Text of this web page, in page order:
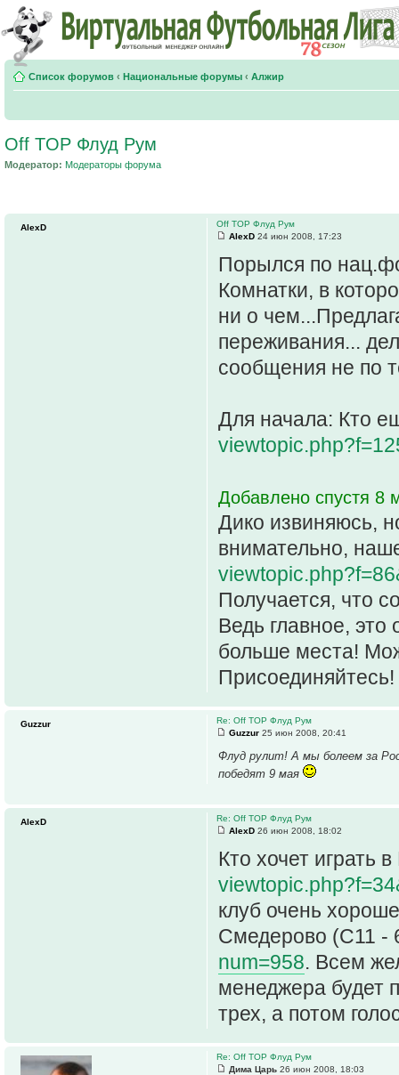
Список форумов ‹ Национальные форумы ‹ Алжир
Off TOP Флуд Рум
Модератор: Модераторы форума
Off TOP Флуд Рум
AlexD 24 июн 2008, 17:23
Порылся по
Комнатки, в
ни о
переживания...
сообщения не по
Для начала: Кто
Добавлено спустя 8
Дико извиняюсь,
внимательно,
Получается, что
Ведь главное, это
больше места!
Присоединяйтесь!
AlexD
Re: Off TOP Флуд Рум
Guzzur 25 июн 2008, 20:41
Флуд рулит! А мы болеем за
победят 9 мая
Guzzur
Re: Off TOP Флуд Рум
AlexD 26 июн 2008, 18:02
Кто хочет играть
клуб очень
Смедерово (С11 -
num=958. Всем
менеджера будет
трех, а потом
AlexD
Re: Off TOP Флуд Рум
Дима Царь 26 июн 2008, 18:03